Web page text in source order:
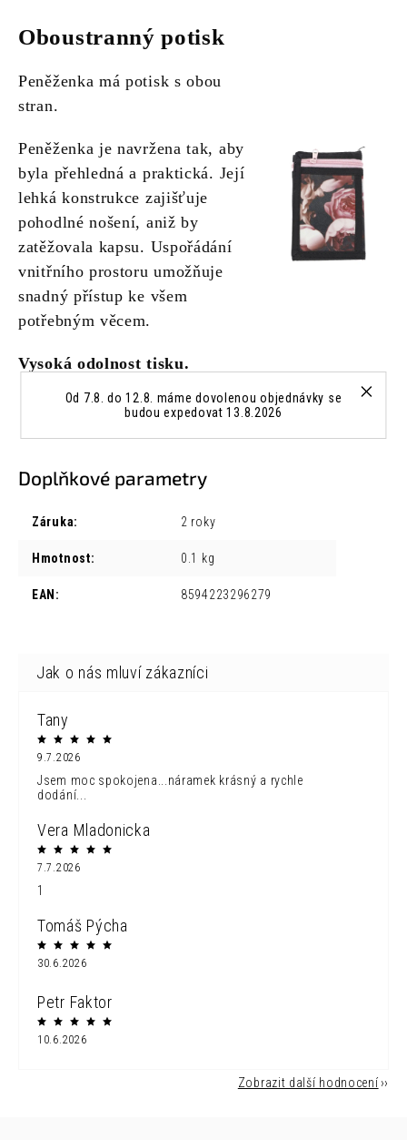
Od 7.8. do 12.8. máme dovolenou objednávky se
budou expedovat 13.8.2026
Oboustranný potisk
Peněženka má potisk s obou
stran.
Peněženka je navržena tak, aby
byla přehledná a praktická. Její
lehká konstrukce zajišťuje
pohodlné nošení, aniž by
zatěžovala kapsu. Uspořádání
vnitřního prostoru umožňuje
snadný přístup ke všem
potřebným věcem.
Vysoká odolnost tisku.
Doplňkové parametry
Záruka: 2 roky
Hmotnost: 0.1 kg
EAN : 8594223296279
Tany
9.7.2026
Jsem moc spokojena...náramek krásný a rychle
dodání...
Vera Mladonicka
7.7.2026
1
Tomáš Pýcha
30.6.2026
Petr Faktor
10.6.2026
Zobrazit další hodnocení